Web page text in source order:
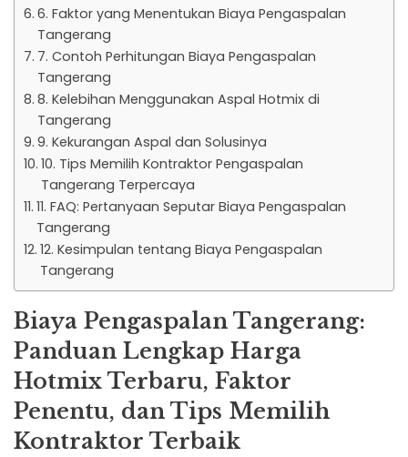
6. Faktor yang Menentukan Biaya Pengaspalan
Tangerang
7. Contoh Perhitungan Biaya Pengaspalan
Tangerang
8. Kelebihan Menggunakan Aspal Hotmix di
Tangerang
9. Kekurangan Aspal dan Solusinya
10. Tips Memilih Kontraktor Pengaspalan
Tangerang Terpercaya
11. FAQ: Pertanyaan Seputar Biaya Pengaspalan
Tangerang
12. Kesimpulan tentang Biaya Pengaspalan
Tangerang
Biaya Pengaspalan Tangerang:
Panduan Lengkap Harga
Hotmix Terbaru, Faktor
Penentu, dan Tips Memilih
Kontraktor Terbaik